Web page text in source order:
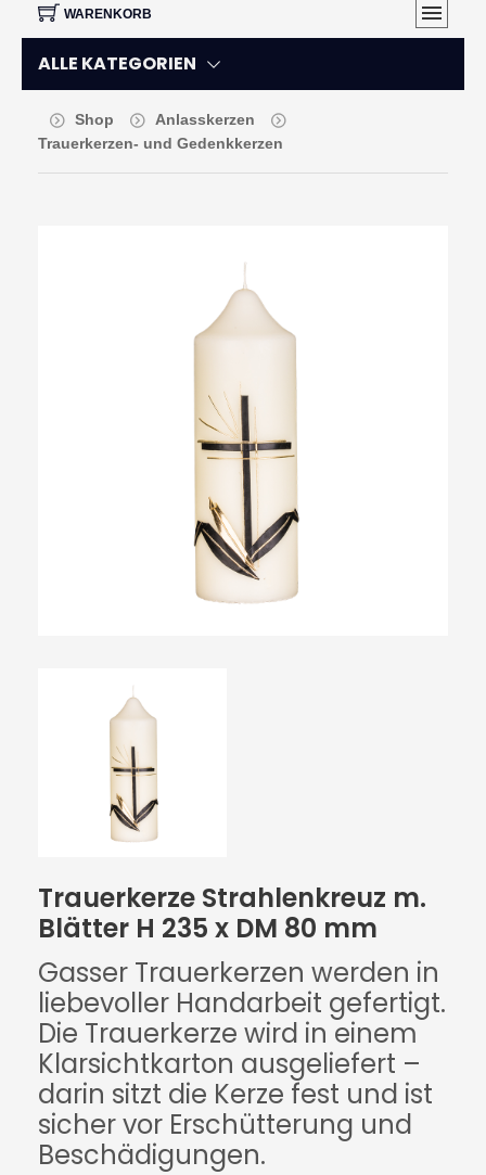
WARENKORB
ALLE KATEGORIEN
Shop
Anlasskerzen
Trauerkerzen- und Gedenkkerzen
Trauerkerze Strahlenkreuz m.
Blätter H 235 x DM 80 mm
Gasser Trauerkerzen werden in
liebevoller Handarbeit gefertigt.
Die Trauerkerze wird in einem
Klarsichtkarton ausgeliefert –
darin sitzt die Kerze fest und ist
sicher vor Erschütterung und
Beschädigungen.